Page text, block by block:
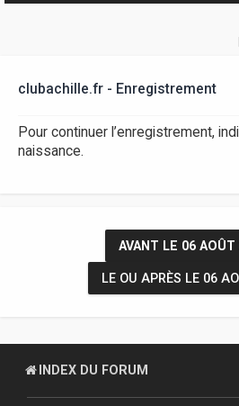
clubachille.fr - Enregistrement
Pour continuer l’enregistrement,
naissance.
AVANT LE 06 AOÛT
LE OU APRÈS LE 06
INDEX DU FORUM